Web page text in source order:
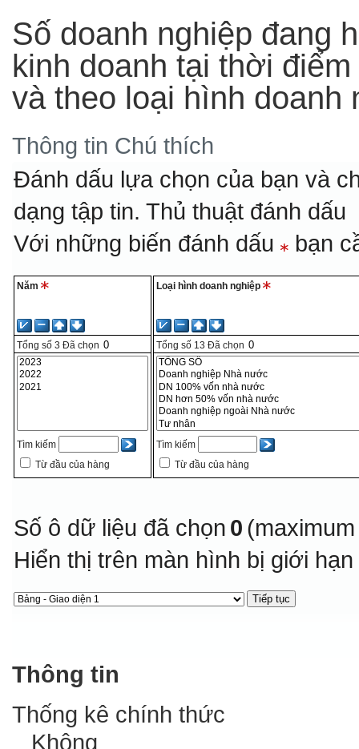
Số doanh nghiệp đang
kinh doanh tại thời
và theo loại hình doanh
Thông tin Chú thích
Đánh dấu lựa chọn của bạn và
dạng tập tin.Thủ thuật đánh dấu
Với những biến đánh dấu bạn
Năm
Tổng số 3 Đã chọn
Tìm kiếm
Từ đầu của hàng
Loại hình doanh nghiệp
Tổng số 13 Đã chọn
Tìm kiếm
Từ đầu của hàng
Số ô dữ liệu đã chọn 0
Hiển thị trên màn hình bị giới
Thông tin
Thống kê chính thức
Không